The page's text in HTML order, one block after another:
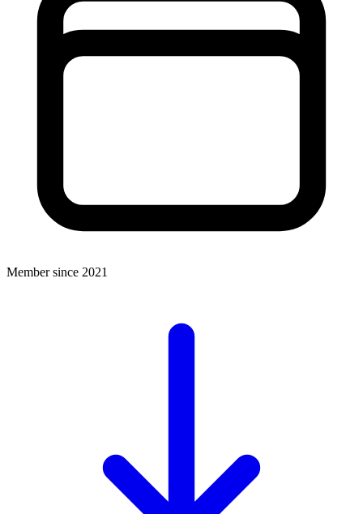
Member since 2021